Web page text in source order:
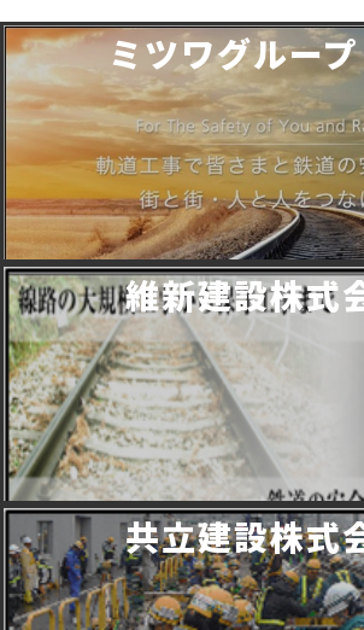
ミツワグルー
維新建設株式
共立建設株式